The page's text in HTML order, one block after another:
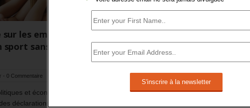
les emplois
sans
- 0 Commentaire
et économiques ont
déclarations optimistes